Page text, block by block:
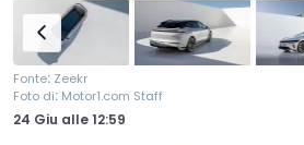
Fonte: Zeekr
Foto di: Motor1.com Staff
24 Giu alle12:59